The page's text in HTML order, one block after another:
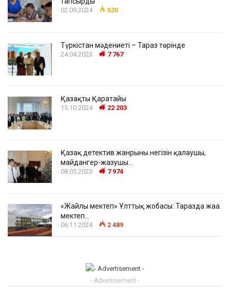
02.09.2024 520
Түркістан мәдениеті – Тараз төрінде
24.04.2023 7 767
Қазақтың Қаратайы
15.10.2024 22 203
Қазақ детектив жанрының негізін қалаушы,
майдангер-жазушы…
08.05.2023 7 974
«Жайлы мектеп» Ұлттық жобасы: Таразда жаңа
мектеп…
06.11.2024 2 489
- Advertisement -